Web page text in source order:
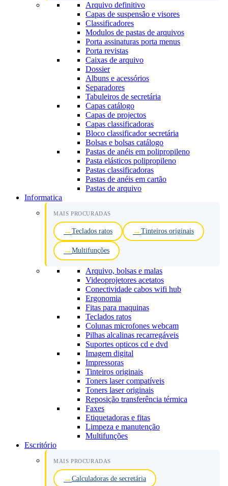
Arquivo definitivo
Capas de suspensão e visores
Classificadores
Modulos de pastas de arquivos
Porta assinaturas porta menus
Porta revistas
Caixas de arquivo
Dossier
Albuns e acessórios
Separadores
Tabuleiros de secretária
Capas catálogo
Capas de projectos
Capas classificadoras
Bloco classificador secretária
Bolsas e bolsas catálogo
Pastas de anéis em polipropileno
Pasta elásticos polipropileno
Pastas classificadoras
Pastas de anéis em cartão
Pastas de arquivo
Informatica
MAIS PROCURADAS
Teclados ratos Tinteiros originais
Multifunções
Arquivo, bolsas e malas
Videoprojetores acetatos
Conectividade cabos wifi hub
Ergonomia
Fitas para maquinas
Teclados ratos
Colunas microfones webcam
Pilhas alcalinas recarregáveis
Suportes opticos cd e dvd
Imagem digital
Impressoras
Tinteiros originais
Toners laser compatíveis
Toners laser originais
Reposição transferência térmica
Faxes
Etiquetadoras e fitas
Limpeza e manutenção
Multifunções
Escritório
MAIS PROCURADAS
Calculadoras de secretária